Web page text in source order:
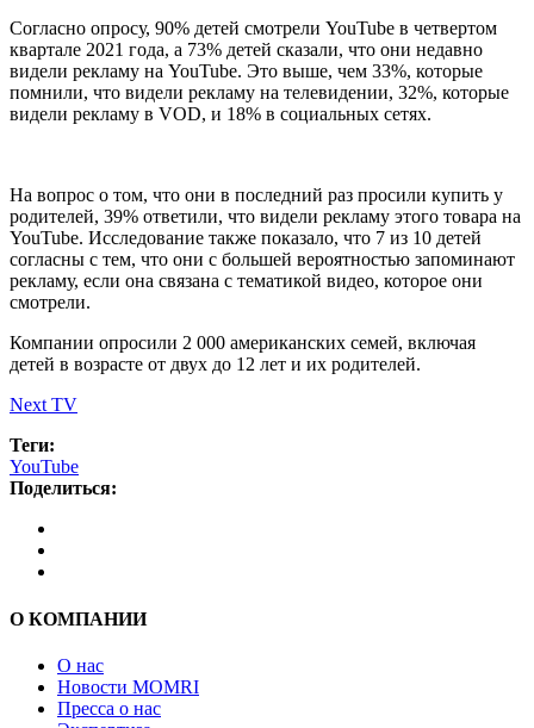
Согласно опросу, 90% детей смотрели YouTube в четвертом
квартале 2021 года, а 73% детей сказали, что они недавно
видели рекламу на YouTube. Это выше, чем 33%, которые
помнили, что видели рекламу на телевидении, 32%, которые
видели рекламу в VOD, и 18% в социальных сетях.
На вопрос о том, что они в последний раз просили купить у
родителей, 39% ответили, что видели рекламу этого товара на
YouTube. Исследование также показало, что 7 из 10 детей
согласны с тем, что они с большей вероятностью запоминают
рекламу, если она связана с тематикой видео, которое они
смотрели.
Компании опросили 2 000 американских семей, включая
детей в возрасте от двух до 12 лет и их родителей.
Next TV
Теги:
YouTube
Поделиться:
О КОМПАНИИ
О нас
Новости MOMRI
Пресса о нас